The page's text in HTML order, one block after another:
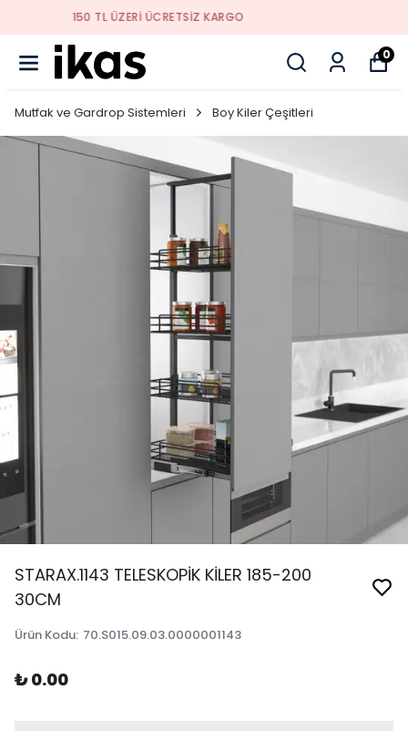
YENI SEZON ÜRÜNLER
0
Mutfak ve Gardrop Sistemleri Boy Kiler Çeşitleri
STARAX.1143 TELESKOPİK KİLER 185-200
30CM
Ürün Kodu: 70.S015.09.03.0000001143
₺ 0.00